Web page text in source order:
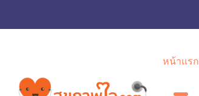
หน้าแรก